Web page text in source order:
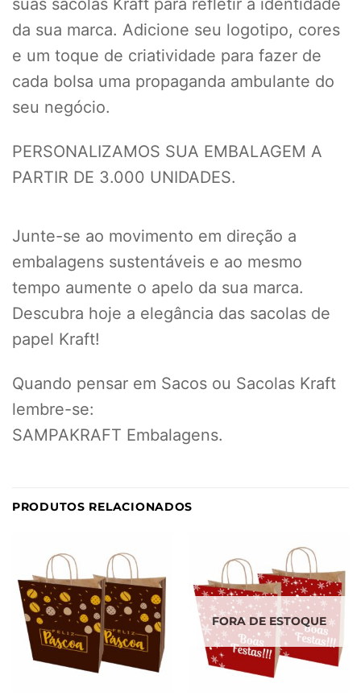
da sua marca. Adicione seu logotipo, cores
e um toque de criatividade para fazer de
cada bolsa uma propaganda ambulante do
seu negócio.
PERSONALIZAMOS SUA EMBALAGEM A
PARTIR DE 3.000 UNIDADES.
Junte-se ao movimento em direção a
embalagens sustentáveis e ao mesmo
tempo aumente o apelo da sua marca.
Descubra hoje a elegância das sacolas de
papel Kraft!
Quando pensar em Sacos ou Sacolas Kraft
lembre-se:
SAMPAKRAFT Embalagens.
PRODUTOS RELACIONADOS
FORA DE ESTOQUE